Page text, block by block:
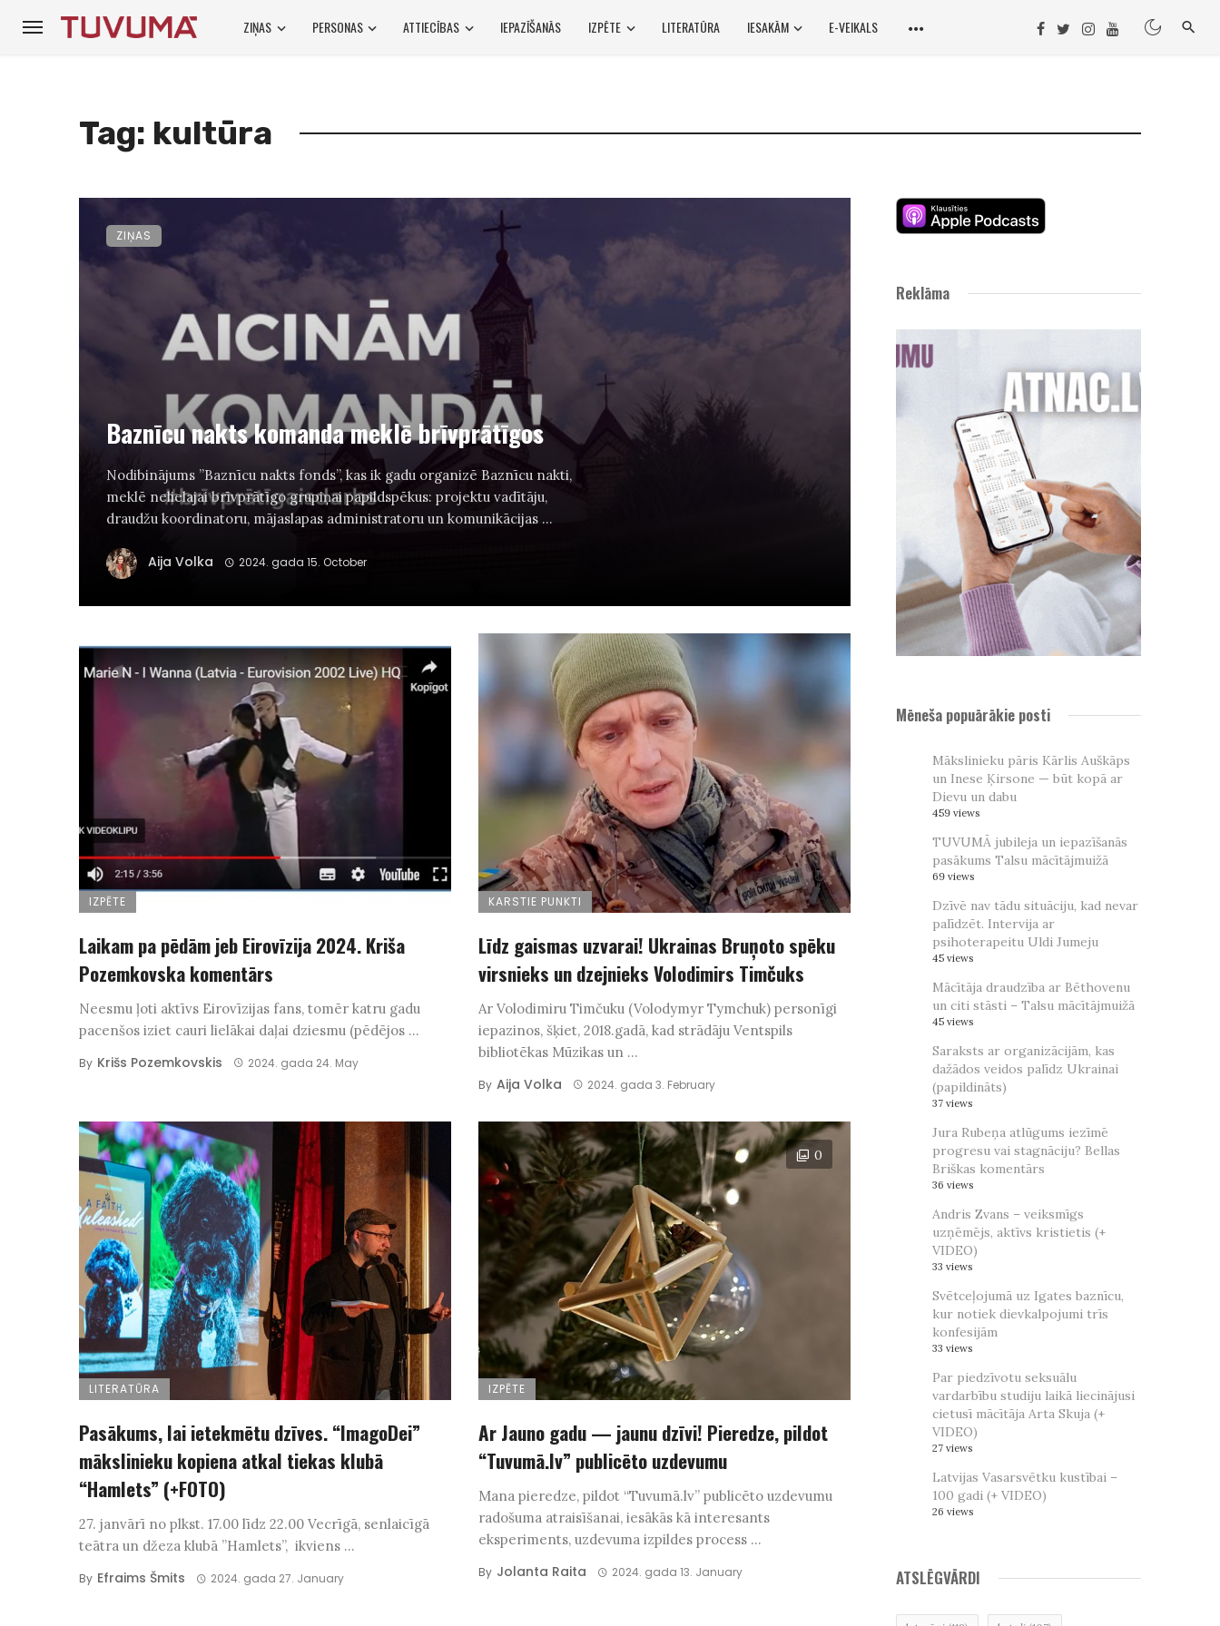
ZIŅAS PERSONAS ATTIECĪBAS IEPAZĪŠANĀS IZPĒTE LITERATŪRA IESAKĀM E-VEIKALS
Tag: kultūra
Baznīcu nakts komanda meklē brīvprātīgos
Nodibinājums ”Baznīcu nakts fonds”, kas ik gadu organizē Baznīcu nakti,
meklē nelielajai brīvprātīgo grupiņai papildspēkus: projektu vadītāju,
draudžu koordinatoru, mājaslapas administratoru un komunikācijas ...
Aija Volka 2024. gada 15. October
ZIŅAS
IZPĒTE
Laikam pa pēdām jeb Eirovīzija 2024. Kriša
Pozemkovska komentārs
Neesmu ļoti aktīvs Eirovīzijas fans, tomēr katru gadu
pacenšos iziet cauri lielākai daļai dziesmu (pēdējos ...
By Krišs Pozemkovskis 2024. gada 24. May
KARSTIE PUNKTI
Līdz gaismas uzvarai! Ukrainas Bruņoto spēku
virsnieks un dzejnieks Volodimirs Timčuks
Ar Volodimiru Timčuku (Volodymyr Tymchuk) personīgi
iepazinos, šķiet, 2018.gadā, kad strādāju Ventspils
bibliotēkas Mūzikas un ...
By Aija Volka 2024. gada 3. February
LITERATŪRA
Pasākums, lai ietekmētu dzīves. “ImagoDei”
mākslinieku kopiena atkal tiekas klubā
“Hamlets” (+FOTO)
27. janvārī no plkst. 17.00 līdz 22.00 Vecrīgā, senlaicīgā
teātra un džeza klubā ”Hamlets”, ikviens ...
By Efraims Šmits 2024. gada 27. January
0
IZPĒTE
Ar Jauno gadu — jaunu dzīvi! Pieredze, pildot
“Tuvumā.lv” publicēto uzdevumu
Mana pieredze, pildot “Tuvumā.lv” publicēto uzdevumu
radošuma atraisīšanai, iesākās kā interesants
eksperiments, uzdevuma izpildes process ...
By Jolanta Raita 2024. gada 13. January
Reklāma
Mēneša popuārākie posti
Mākslinieku pāris Kārlis Auškāps
un Inese Ķirsone — būt kopā ar
Dievu un dabu
459 views
TUVUMĀ jubileja un iepazīšanās
pasākums Talsu mācītājmuižā
69 views
Dzīvē nav tādu situāciju, kad nevar
palīdzēt. Intervija ar
psihoterapeitu Uldi Jumeju
45 views
Mācītāja draudzība ar Bēthovenu
un citi stāsti – Talsu mācītājmuižā
45 views
Saraksts ar organizācijām, kas
dažādos veidos palīdz Ukrainai
(papildināts)
37 views
Jura Rubeņa atlūgums iezīmē
progresu vai stagnāciju? Bellas
Briškas komentārs
36 views
Andris Zvans – veiksmīgs
uzņēmējs, aktīvs kristietis (+
VIDEO)
33 views
Svētceļojumā uz Igates baznīcu,
kur notiek dievkalpojumi trīs
konfesijām
33 views
Par piedzīvotu seksuālu
vardarbību studiju laikā liecinājusi
cietusī mācītāja Arta Skuja (+
VIDEO)
27 views
Latvijas Vasarsvētku kustībai –
100 gadi (+ VIDEO)
26 views
ATSLĒGVĀRDI